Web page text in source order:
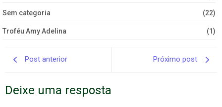
Sem categoria (22)
Troféu Amy Adelina (1)
Post anterior Próximo post
Deixe uma resposta